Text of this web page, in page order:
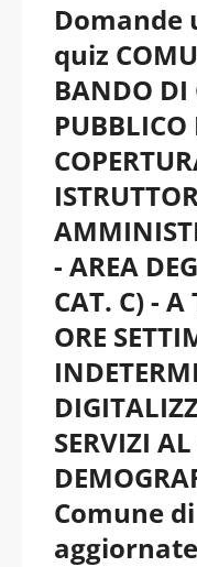
Domande
quiz
BANDO DI
PUBBLICO
- AREA
CAT. C) - A
ORE
SERVIZI
Comune